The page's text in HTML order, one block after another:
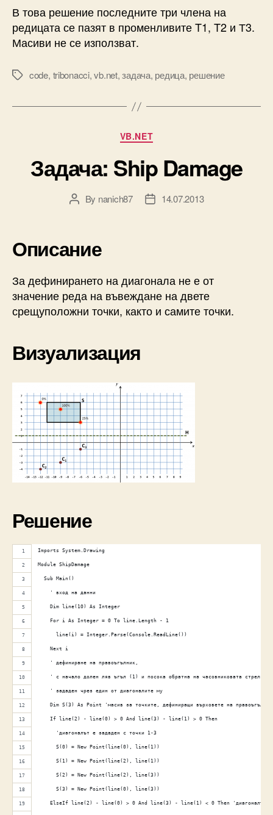
В това решение последните три члена на
редицата се пазят в променливите T1, T2 и Т3.
Масиви не се използват.
Tagscode, tribonacci,vb.net,задача, редица, решение
Categories
VB.NET
Задача: Ship Damage
PostBy nanich87
Post14.07.2013
Описание
За дефинирането на диагонала не е от
значение реда на въвеждане на двете
срещуположни точки, както и самите точки.
Визуализация
Решение
Imports System.Drawing
Module ShipDamage
  Sub Main()
    ' вход на данни
    Dim line(10) As Integer
    For i As Integer = 0 To line.Length - 1
      line(i) = Integer.Parse(Console.ReadLine())
    Next i
    ' дефиниране на правоъгълник,
    ' с начало долен ляв ъгъл (1) и посока обратна на часовниковата стрелка,
    ' зададен чрез един от диагоналите му
Dim S(3) As Point 'масив за точките, дефиниращи върховете на
    If line(2) - line(0) > 0 And line(3) - line(1) > 0 Then
      'диагоналът е зададен с точки 1-3
      S(0) = New Point(line(0), line(1))
      S(1) = New Point(line(2), line(1))
      S(2) = New Point(line(2), line(3))
      S(3) = New Point(line(0), line(3))
ElseIf line(2) - line(0) > 0 And line(3) - line(1) < 0 Then 'диагоналът